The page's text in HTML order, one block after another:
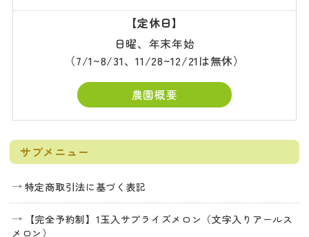
【定休日】
日曜、年末年始
（7/1~8/31、11/28~12/21は無休）
農園概要
サブメニュー
特定商取引法に基づく表記
【完全予約制】1玉入サプライズメロン（文字入りアールス
メロン）